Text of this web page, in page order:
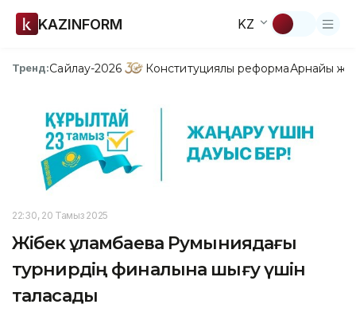
KAZINFORM KZ
Тренд:Сайлау-2026 Конституциялық реформаАрнайы
22:30, 20 Тамыз 2025
Жібек Құламбаева Румыниядағы
турнирдің финалына шығу үшін
таласады